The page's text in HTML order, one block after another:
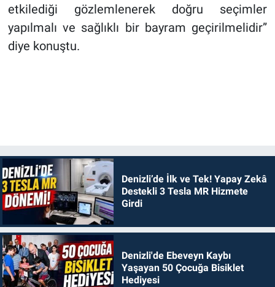
etkilediği gözlemlenerek doğru seçimler
yapılmalı ve sağlıklı bir bayram geçirilmelidir”
diye konuştu.
Denizli’de İlk ve Tek! Yapay Zekâ
Destekli 3 Tesla MR Hizmete
Girdi
Denizli'de Ebeveyn Kaybı
Yaşayan 50 Çocuğa Bisiklet
Hediyesi